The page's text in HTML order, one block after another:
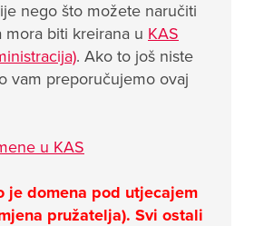
nego što možete naručiti
mora biti kreirana u KAS
. Ako to još niste
vam preporučujemo ovaj
u KAS
je domena pod utjecajem
pružatelja). Svi ostali